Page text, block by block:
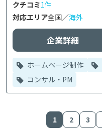
クチコミ1件
対応エリア全国／海外
企業詳細
ホームページ制作
コンサル・PM
1 2 3